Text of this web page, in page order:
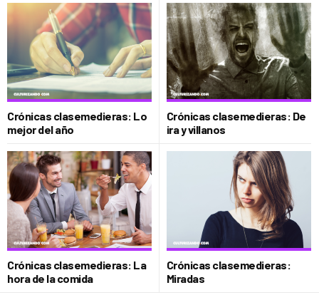
Crónicas clasemedieras: Lo
mejor del año
Crónicas clasemedieras: De
ira y villanos
Crónicas clasemedieras: La
hora de la comida
Crónicas clasemedieras:
Miradas